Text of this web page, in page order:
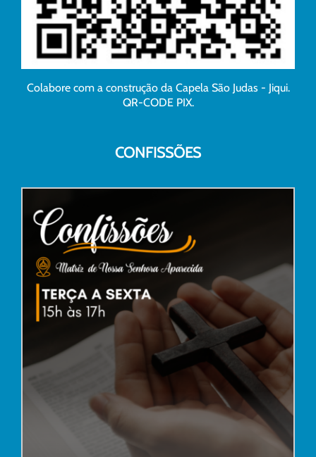
Colabore com a construção da Capela São Judas - Jiqui.
QR-CODE PIX.
CONFISSÕES